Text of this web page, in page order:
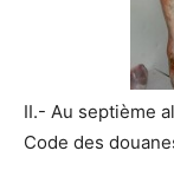
II.- Au septième
Code des